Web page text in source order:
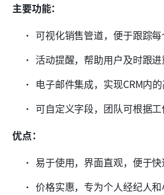
主要功能：
可视化销售管道，便于跟踪
活动提醒，帮助用户及时跟
电子邮件集成，实现CRM内
可自定义字段，团队可根据
优点：
易于使用，界面直观，便于
价格实惠，专为个人经纪人